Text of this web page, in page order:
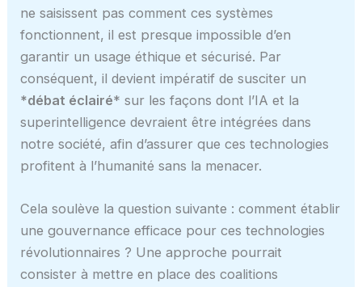
ne saisissent pas comment ces systèmes
fonctionnent, il est presque impossible d’en
garantir un usage éthique et sécurisé. Par
conséquent, il devient impératif de susciter un
*débat éclairé* sur les façons dont l’IA et la
superintelligence devraient être intégrées dans
notre société, afin d’assurer que ces technologies
profitent à l’humanité sans la menacer.
Cela soulève la question suivante : comment établir
une gouvernance efficace pour ces technologies
révolutionnaires ? Une approche pourrait
consister à mettre en place des coalitions